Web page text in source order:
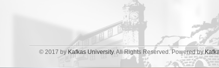
© 2017 by Kafkas University. All Rights Reserved. Powered by